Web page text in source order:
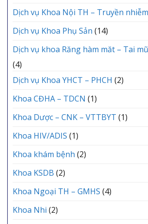
Dịch vụ Khoa Nội TH – Truyền nhiễm
Dịch vụ Khoa Phụ Sản (14)
Dịch vụ khoa Răng hàm măt – Tai
(4)
Dịch vụ Khoa YHCT – PHCH (2)
Khoa CĐHA – TDCN (1)
Khoa Dược – CNK – VTTBYT (1)
Khoa HIV/ADIS (1)
Khoa khám bệnh (2)
Khoa KSDB (2)
Khoa Ngoại TH – GMHS (4)
Khoa Nhi (2)